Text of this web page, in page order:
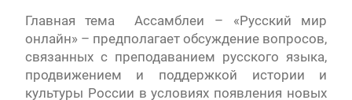
Главная тема Ассамблеи – «Русский мир
онлайн» – предполагает обсуждение вопросов,
связанных с преподаванием русского языка,
продвижением и поддержкой истории и
культуры России в условиях появления новых